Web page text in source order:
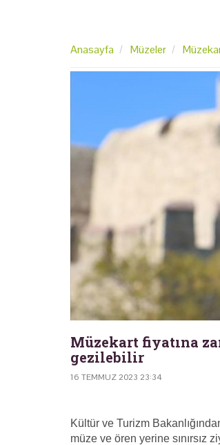
Anasayfa Müzeler
Müzekart fiyatına
gezilebilir
16 TEMMUZ 2023 23:34
Kültür ve Turizm
müze ve ören yerine sınırsız